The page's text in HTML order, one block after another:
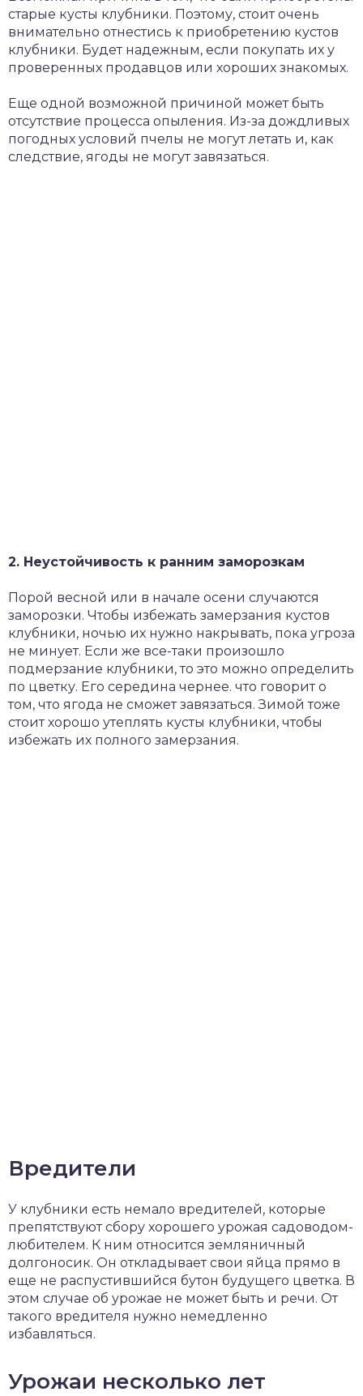
старые кусты клубники. Поэтому, стоит очень
внимательно отнестись к приобретению кустов
клубники. Будет надежным, если покупать их у
проверенных продавцов или хороших знакомых.
Еще одной возможной причиной может быть
отсутствие процесса опыления. Из-за дождливых
погодных условий пчелы не могут летать и, как
следствие, ягоды не могут завязаться.
2. Неустойчивость к ранним заморозкам
Порой весной или в начале осени случаются
заморозки. Чтобы избежать замерзания кустов
клубники, ночью их нужно накрывать, пока угроза
не минует. Если же все-таки произошло
подмерзание клубники, то это можно определить
по цветку. Его середина чернее. что говорит о
том, что ягода не сможет завязаться. Зимой тоже
стоит хорошо утеплять кусты клубники, чтобы
избежать их полного замерзания.
Вредители
У клубники есть немало вредителей, которые
препятствуют сбору хорошего урожая садоводом-
любителем. К ним относится земляничный
долгоносик. Он откладывает свои яйца прямо в
еще не распустившийся бутон будущего цветка. В
этом случае об урожае не может быть и речи. От
такого вредителя нужно немедленно
избавляться.
Урожаи несколько лет